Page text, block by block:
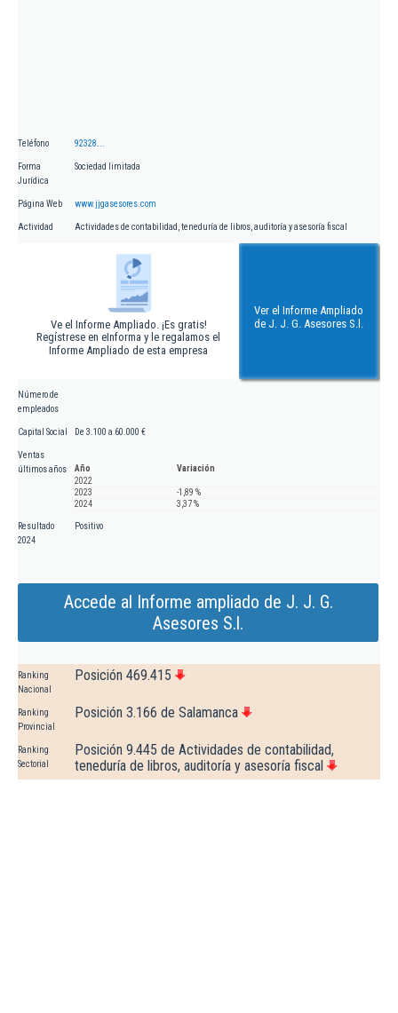
Teléfono 92328...
Forma
Jurídica
Sociedad limitada
Página Web www.jjgasesores.com
Actividad Actividades de contabilidad, teneduría de libros, auditoría y asesoría fiscal
Ve el Informe Ampliado. ¡Es gratis!
Regístrese en eInforma y le regalamos el
Informe Ampliado de esta empresa
Ver el Informe Ampliado
de J. J. G. Asesores S.l.
Número de
empleados
Capital Social De 3.100 a 60.000 €
Ventas
últimos años
Año
Variación
2022
2023
-1,89 %
2024
3,37 %
Resultado
2024
Positivo
Accede al Informe ampliado de J. J. G.
Asesores S.l.
Ranking
Nacional
Posición 469.415
Ranking
Provincial
Posición 3.166 de Salamanca
Ranking
Sectorial
Posición 9.445 de Actividades de contabilidad,
teneduría de libros, auditoría y asesoría fiscal